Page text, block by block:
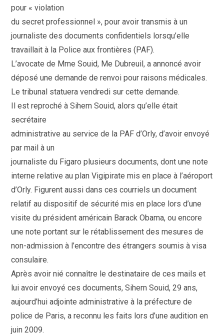
pour « violation
du secret professionnel », pour avoir transmis à un
journaliste des documents confidentiels lorsqu’elle
travaillait à la Police aux frontières (PAF).
L’avocate de Mme Souid, Me Dubreuil, a annoncé avoir
déposé une demande de renvoi pour raisons médicales.
Le tribunal statuera vendredi sur cette demande.
Il est reproché à Sihem Souid, alors qu’elle était
secrétaire
administrative au service de la PAF d’Orly, d’avoir envoyé
par mail à un
journaliste du Figaro plusieurs documents, dont une note
interne relative au plan Vigipirate mis en place à l’aéroport
d’Orly. Figurent aussi dans ces courriels un document
relatif au dispositif de sécurité mis en place lors d’une
visite du président américain Barack Obama, ou encore
une note portant sur le rétablissement des mesures de
non-admission à l’encontre des étrangers soumis à visa
consulaire.
Après avoir nié connaître le destinataire de ces mails et
lui avoir envoyé ces documents, Sihem Souid, 29 ans,
aujourd’hui adjointe administrative à la préfecture de
police de Paris, a reconnu les faits lors d’une audition en
juin 2009.